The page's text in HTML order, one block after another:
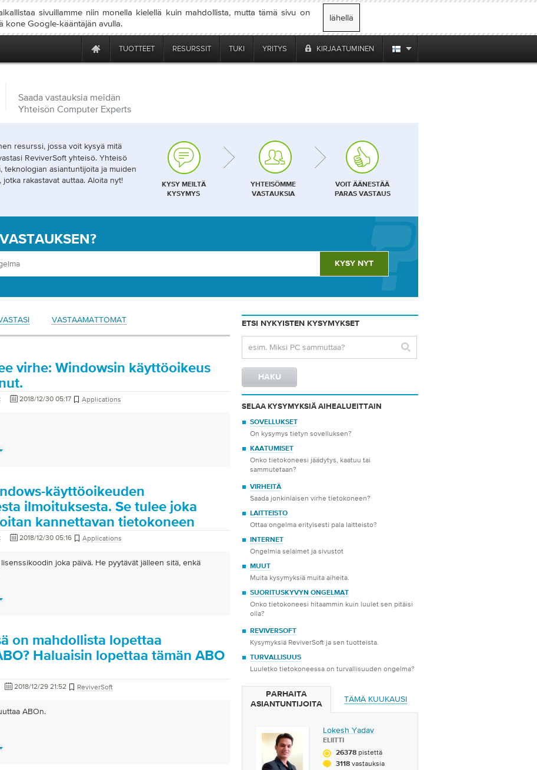
sivuillamme niin monella kielellä kuin mahdollista, mutta tämä sivu on
kone Google-kääntäjän avulla.
lähellä
TUOTTEET RESURSSIT TUKI YRITYS KIRJAATUMINEN
Saada vastauksia meidän
Yhteisön Computer Experts
resurssi, jossa voit kysyä mitä
ReviverSoft yhteisö. Yhteisö
teknologian asiantuntijoita ja muiden
rakastavat auttaa. Aloita nyt!
KYSY MEILTÄ
KYSYMYS
YHTEISÖMME
VASTAUKSIA
VOIT ÄÄNESTÄÄ
PARAS VASTAUS
VASTAAMATTOMAT
virhe: Windowsin käyttöoikeus
2018/12/30 05:17 Applications
käyttöoikeuden
ilmoituksesta. Se tulee joka
kannettavan tietokoneen
2018/12/30 05:16 Applications
joka päivä. He pyytävät jälleen sitä, enkä
on mahdollista lopettaa
Haluaisin lopettaa tämän ABO
2018/12/29 21:52 ReviverSoft
ABOn.
ETSI NYKYISTEN KYSYMYKSET
SELAA KYSYMYKSIÄ AIHEALUEITTAIN
SOVELLUKSET
On kysymys tietyn sovelluksen?
KAATUMISET
Onko tietokoneesi jäädytys, kaatuu tai
sammutetaan?
VIRHEITÄ
Saada jonkinlaisen virhe tietokoneen?
LAITTEISTO
Ottaa ongelma erityisesti pala laitteisto?
INTERNET
Ongelmia selaimet ja sivustot
MUUT
Muita kysymyksiä muita aiheita.
SUORITUSKYVYN ONGELMAT
Onko tietokoneesi hitaammin kuin luulet sen pitäisi
olla?
REVIVERSOFT
Kysymyksiä ReviverSoft ja sen tuotteista.
TURVALLISUUS
Luuletko tietokoneessa on turvallisuuden ongelma?
PARHAITA
ASIANTUNTIJOITA
TÄMÄ KUUKAUSI
Lokesh Yadav
ELIITTI
26378 pistettä
3118 vastauksia